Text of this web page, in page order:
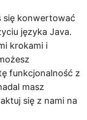
się konwertować
języka Java.
krokami i
funkcjonalność z
masz
się z nami na